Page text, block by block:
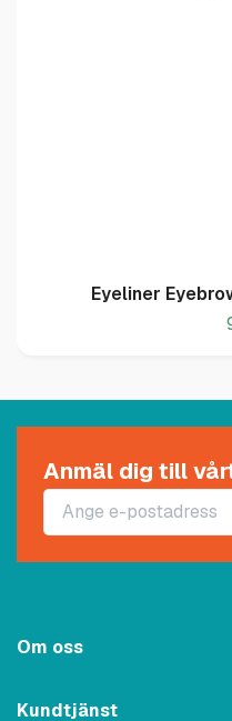
Eyeliner
Anmäl dig till
Om oss
Kundtjänst